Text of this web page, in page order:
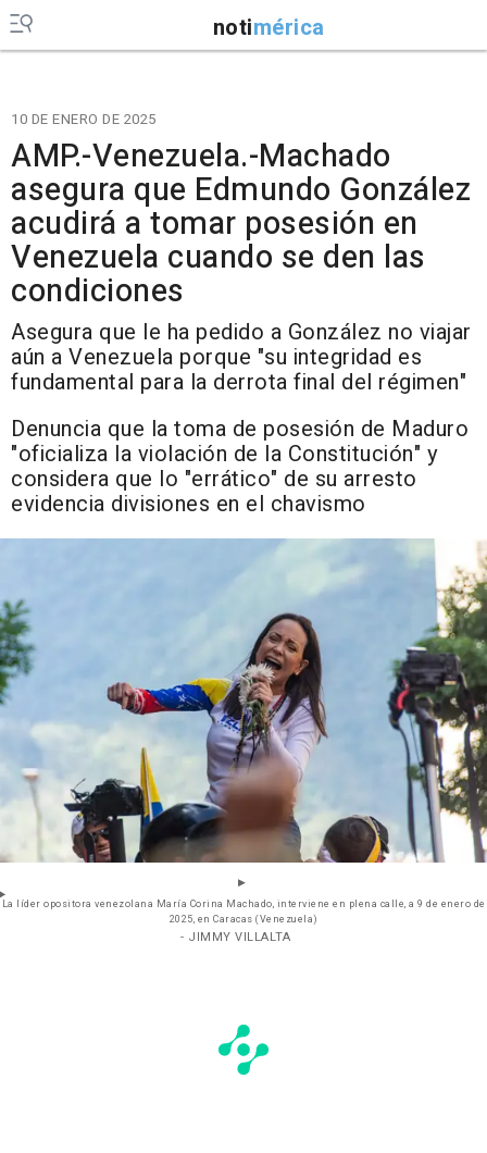
notimérica
10 DE ENERO DE 2025
AMP.-Venezuela.-Machado
asegura que Edmundo González
acudirá a tomar posesión en
Venezuela cuando se den las
condiciones
Asegura que le ha pedido a González no viajar
aún a Venezuela porque "su integridad es
fundamental para la derrota final del régimen"
Denuncia que la toma de posesión de Maduro
"oficializa la violación de la Constitución" y
considera que lo "errático" de su arresto
evidencia divisiones en el chavismo
La líder opositora venezolana María Corina Machado, interviene en plena calle, a 9 de enero de
2025, en Caracas (Venezuela)
- JIMMY VILLALTA